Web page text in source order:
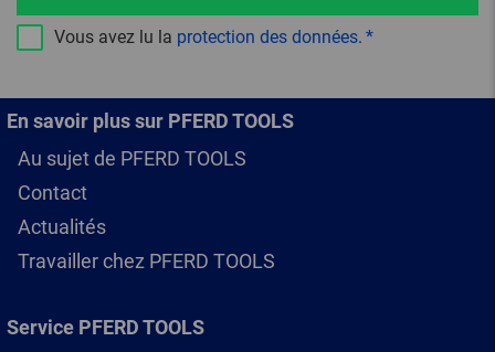
Vous avez lu la protection des données.
En savoir plus sur PFERD TOOLS
Au sujet de PFERD TOOLS
Contact
Actualités
Travailler chez PFERD TOOLS
Service PFERD TOOLS